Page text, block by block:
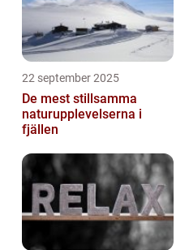
22 september 2025
De mest stillsamma
naturupplevelserna i
fjällen